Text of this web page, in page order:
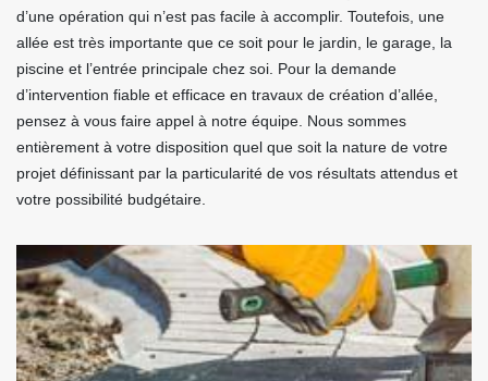
d’une opération qui n’est pas facile à accomplir. Toutefois, une
allée est très importante que ce soit pour le jardin, le garage, la
piscine et l’entrée principale chez soi. Pour la demande
d’intervention fiable et efficace en travaux de création d’allée,
pensez à vous faire appel à notre équipe. Nous sommes
entièrement à votre disposition quel que soit la nature de votre
projet définissant par la particularité de vos résultats attendus et
votre possibilité budgétaire.